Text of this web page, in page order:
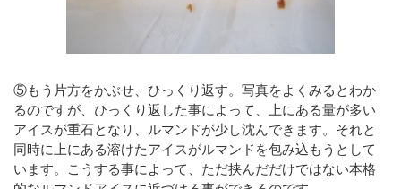
⑤もう片方をかぶせ、ひっくり返す。写真をよくみるとわか
るのですが、ひっくり返した事によって、上にある量が多い
アイスが重石となり、ルマンドが少し沈んできます。それと
同時に上にある溶けたアイスがルマンドを包み込もうとして
います。こうする事によって、ただ挟んだだけではない本格